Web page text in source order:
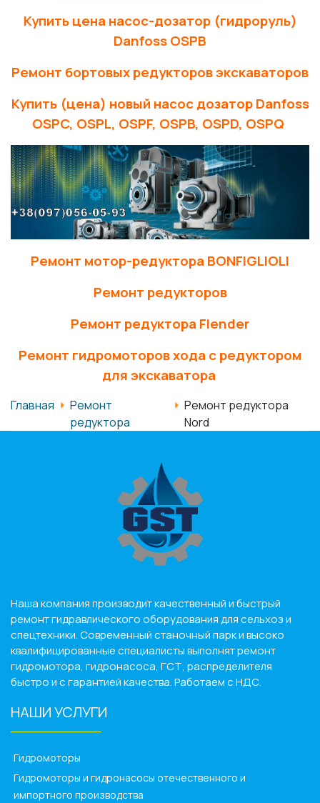
Купить цена насос-дозатор (гидроруль)
Danfoss OSPB
Ремонт бортовых редукторов экскаваторов
Купить (цена) новый насос дозатор Danfoss
OSPC, OSPL, OSPF, OSPB, OSPD, OSPQ
Ремонт мотор-редуктора BONFIGLIOLI
Ремонт редукторов
Ремонт редуктора Flender
Ремонт гидромоторов хода с редуктором
для экскаватора
Главная
Ремонт
редуктора
Ремонт редуктора
Nord
Наша компания производит качественный и быстрый
ремонт гидравлического оборудования для сельхоз и
спецтехники. Современный станочный парк и высоко
квалифицированные специалисты выполнят ремонт
гидромотора, гидронасоса, ГСТ, распределителя
быстро и с гарантией качества. Работаем с НДС.
НАШИ УСЛУГИ
Гидромоторы
Гидромоторы и гидронасосы отечественного и
импортного производства